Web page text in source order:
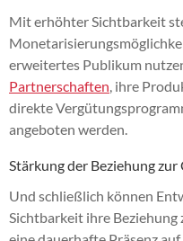
Mit erhöhter Sichtbarkeit
erweitertes Publikum
Partnerschaften , ihre
direkte
angeboten werden.
Stärkung der Beziehung
Und schließlich können
Sichtbarkeit ihre